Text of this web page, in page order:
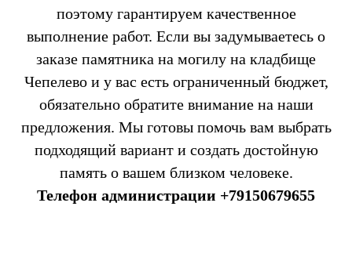
поэтому гарантируем качественное
выполнение работ. Если вы задумываетесь о
заказе памятника на могилу на кладбище
Чепелево и у вас есть ограниченный бюджет,
обязательно обратите внимание на наши
предложения. Мы готовы помочь вам выбрать
подходящий вариант и создать достойную
память о вашем близком человеке.
Телефон администрации +79150679655